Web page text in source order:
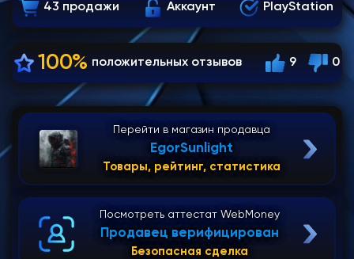
43 продажи Аккаунт PlayStation
100% положительных отзывов 9 0
Перейти в магазин продавца
EgorSunlight
Товары, рейтинг, статистика
Посмотреть аттестат WebMoney
Продавец верифицирован
Безопасная сделка